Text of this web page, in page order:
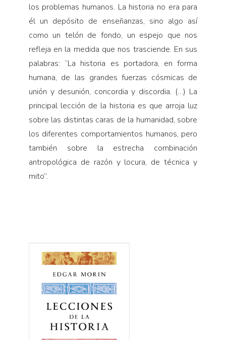
los problemas humanos. La historia no era para
él un depósito de enseñanzas, sino algo así
como un telón de fondo, un espejo que nos
refleja en la medida que nos trasciende. En sus
palabras: “La historia es portadora, en forma
humana, de las grandes fuerzas cósmicas de
unión y desunión, concordia y discordia. (…) La
principal lección de la historia es que arroja luz
sobre las distintas caras de la humanidad, sobre
los diferentes comportamientos humanos, pero
también sobre la estrecha combinación
antropológica de razón y locura, de técnica y
mito”.